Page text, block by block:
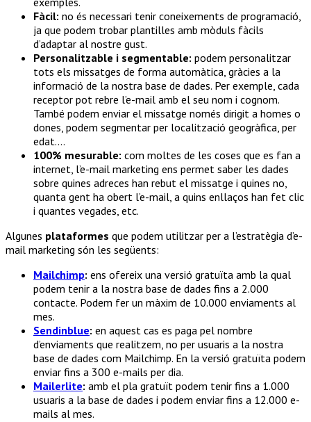
Fàcil: no és necessari tenir coneixements de programació,
ja que podem trobar plantilles amb mòduls fàcils
d’adaptar al nostre gust.
Personalitzable i segmentable: podem personalitzar
tots els missatges de forma automàtica, gràcies a la
informació de la nostra base de dades. Per exemple, cada
receptor pot rebre l’e-mail amb el seu nom i cognom.
També podem enviar el missatge només dirigit a homes o
dones, podem segmentar per localització geogràfica, per
edat….
100% mesurable: com moltes de les coses que es fan a
internet, l’e-mail marketing ens permet saber les dades
sobre quines adreces han rebut el missatge i quines no,
quanta gent ha obert l’e-mail, a quins enllaços han fet clic
i quantes vegades, etc.
Algunes plataformes que podem utilitzar per a l’estratègia d’e-
mail marketing són les següents:
Mailchimp: ens ofereix una versió gratuïta amb la qual
podem tenir a la nostra base de dades fins a 2.000
contacte. Podem fer un màxim de 10.000 enviaments al
mes.
Sendinblue: en aquest cas es paga pel nombre
d’enviaments que realitzem, no per usuaris a la nostra
base de dades com Mailchimp. En la versió gratuïta podem
enviar fins a 300 e-mails per dia.
Mailerlite: amb el pla gratuït podem tenir fins a 1.000
usuaris a la base de dades i podem enviar fins a 12.000 e-
mails al mes.